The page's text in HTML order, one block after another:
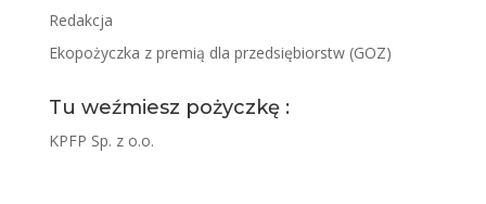
Redakcja
Ekopożyczka z premią dla przedsiębiorstw (GOZ)
Tu weźmiesz pożyczkę :
KPFP Sp. z o.o.